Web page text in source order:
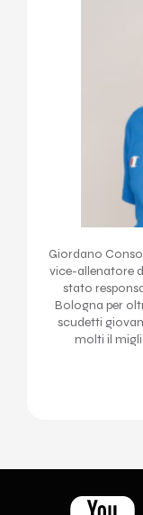
Giordano
vice-allenatore
stato
Bologna per
scudetti
molti il